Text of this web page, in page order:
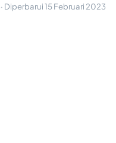
· Diperbarui15 Februari 2023